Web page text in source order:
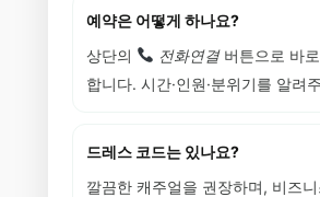
예약은 어떻게 하나요?
상단의
전화연결버튼으로 바
합니다. 시간·인원·분위기를 알려
드레스 코드는 있나요?
깔끔한 캐주얼을 권장하며, 비즈